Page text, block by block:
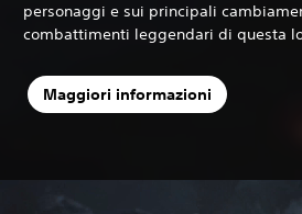
personaggi e sui principali
combattimenti leggendari di questa
Maggiori informazioni